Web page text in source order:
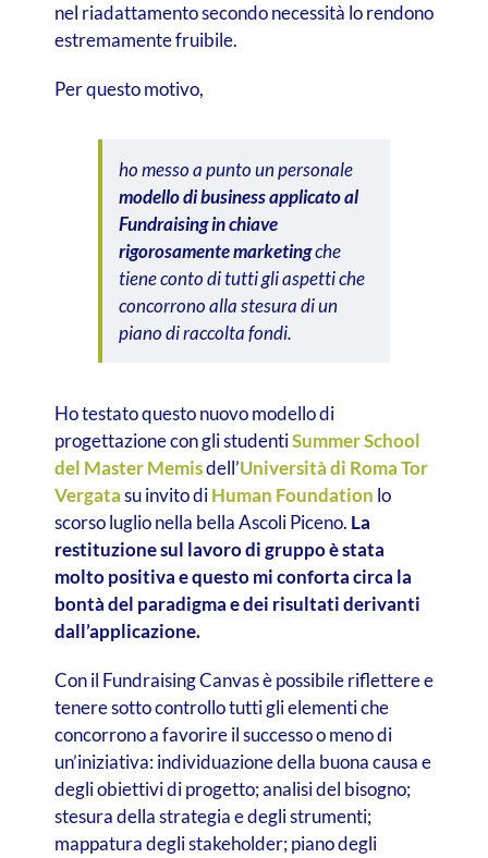
nel riadattamento secondo necessità lo rendono
estremamente fruibile.
Per questo motivo,
ho messo a punto un personale
modello di business applicato al
Fundraising in chiave
rigorosamente marketingche
tiene conto di tutti gli aspetti che
concorrono alla stesura di un
piano di raccolta fondi.
Ho testato questo nuovo modello di
progettazione con gli studentiSummer School
del Master Memisdell’Università di Roma Tor
Vergatasu invito diHuman Foundation lo
scorso luglio nella bella Ascoli Piceno. La
restituzione sul lavoro di gruppo è stata
molto positiva e questo mi conforta circa la
bontà del paradigma e dei risultati derivanti
dall’applicazione.
Con il Fundraising Canvas è possibile riflettere e
tenere sotto controllo tutti gli elementi che
concorrono a favorire il successo o meno di
un’iniziativa: individuazione della buona causa e
degli obiettivi di progetto; analisi del bisogno;
stesura della strategia e degli strumenti;
mappatura degli stakeholder; piano degli